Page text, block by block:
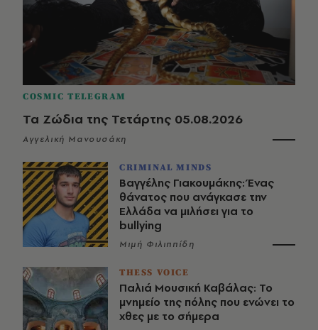
COSMIC TELEGRAM
Τα Ζώδια της Τετάρτης 05.08.2026
Αγγελική Μανουσάκη
CRIMINAL MINDS
Βαγγέλης Γιακουμάκης: Ένας
θάνατος που ανάγκασε την
Ελλάδα να μιλήσει για το
bullying
Μιμή Φιλιππίδη
THESS VOICE
Παλιά Μουσική Καβάλας: Το
μνημείο της πόλης που ενώνει το
χθες με το σήμερα